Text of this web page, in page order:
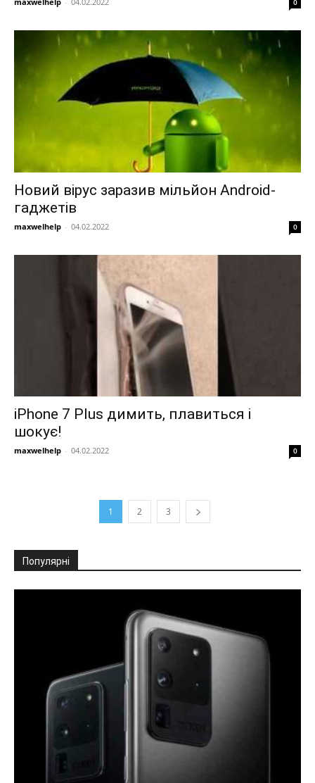
0
Новий вірус заразив мільйон Android-
гаджетів
maxwelhelp - 04.02.2022 0
iPhone 7 Plus димить, плавиться і
шокує!
maxwelhelp - 04.02.2022 0
1 2 3
Популярні